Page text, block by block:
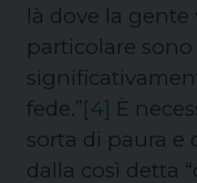
là dove la
particolare
fede.”[4] È
sorta di paura e
dalla così detta